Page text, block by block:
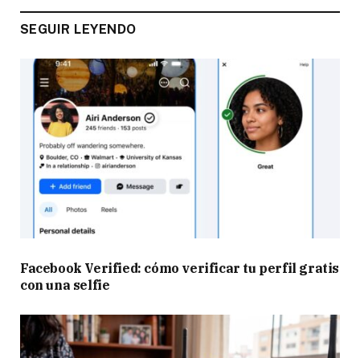
SEGUIR LEYENDO
Facebook Verified: cómo verificar tu perfil gratis
con una selfie